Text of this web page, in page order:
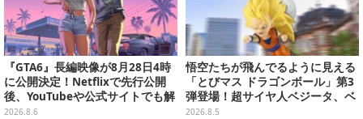
『GTA6』長編映像が8月28日4時
に公開決定！Netflixで先行公開
後、YouTubeや公式サイトでも解
禁
2026.8.6
悟空たちが飛んでるように見える
「とびマス ドラゴンボール」第3
弾登場！超サイヤ人ベジータ、ベ
ジットなど全6種
2026.8.5